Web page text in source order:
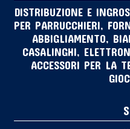
DISTRIBUZIONE E
PER PARRUCCHIERI,
ABBIGLIAMENTO,
CASALINGHI,
ACCESSORI PER LA